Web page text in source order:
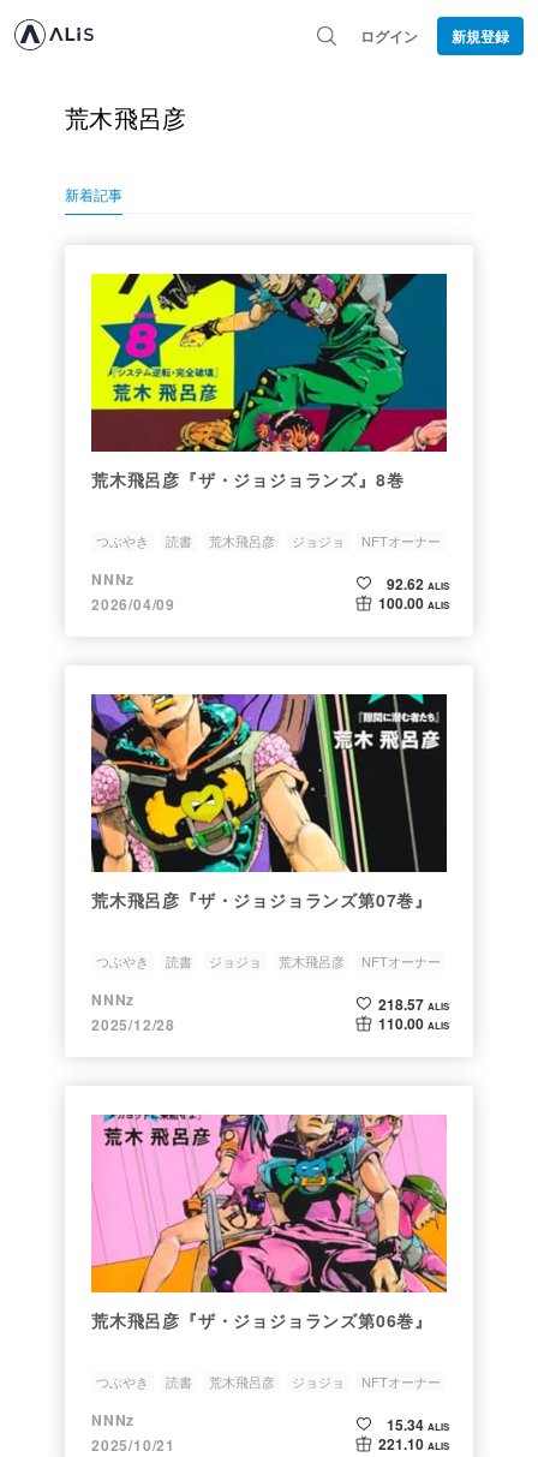
ログイン 新規登録
荒木飛呂彦
新着記事
荒木飛呂彦『ザ・ジョジョランズ』8巻
つぶやき 読書 荒木飛呂彦 ジョジョ NFTオーナー
NNNz
2026/04/09
92.62 ALIS
100.00 ALIS
荒木飛呂彦『ザ・ジョジョランズ第07巻』
つぶやき 読書 ジョジョ 荒木飛呂彦 NFTオーナー
NNNz
2025/12/28
218.57 ALIS
110.00 ALIS
荒木飛呂彦『ザ・ジョジョランズ第06巻』
つぶやき 読書 荒木飛呂彦 ジョジョ NFTオーナー
NNNz
2025/10/21
15.34 ALIS
221.10 ALIS